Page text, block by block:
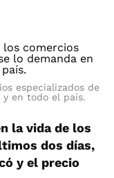
especializados de
y en todo el país.
la vida de los
dos días,
y el precio